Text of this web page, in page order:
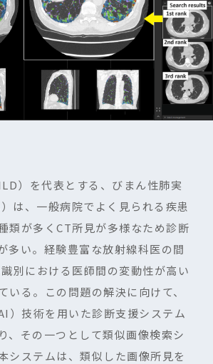
）を代表とする、びまん性肺実
）は、一般病院でよく見られる疾患
類が多く CT所見が多様なため診断
多い。経験豊富な放射線科医の間
別における医師間の変動性が高い
いる。この問題の解決に向けて、
）技術を用いた診断支援システム
、その一つとして類似画像検索シ
システムは、類似した画像所見を